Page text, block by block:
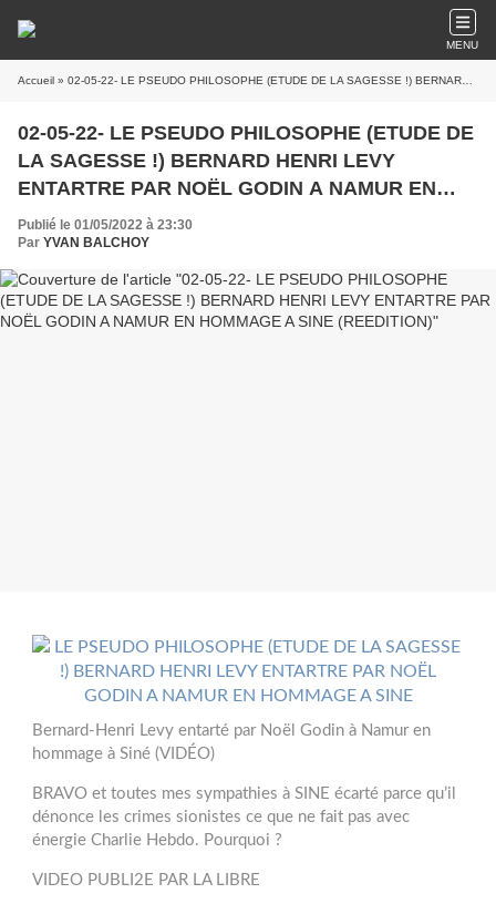
MENU
Accueil » 02-05-22- LE PSEUDO PHILOSOPHE (ETUDE DE LA SAGESSE !) BERNARD HENRI LEVY ENTARTRE PAR NOËL GODIN A NAMUR EN HOMMAGE A SINE (REEDITION)
02-05-22- LE PSEUDO PHILOSOPHE (ETUDE DE
LA SAGESSE !) BERNARD HENRI LEVY
ENTARTRE PAR NOËL GODIN A NAMUR EN
HOMMAGE A SINE (REEDITION)
Publié le 01/05/2022 à 23:30
Par YVAN BALCHOY
Bernard-Henri Levy entarté par Noël Godin à Namur en
hommage à Siné (VIDÉO)
BRAVO et toutes mes sympathies à SINE écarté parce qu’il
dénonce les crimes sionistes ce que ne fait pas avec
énergie Charlie Hebdo. Pourquoi ?
VIDEO PUBLI2E PAR LA LIBRE